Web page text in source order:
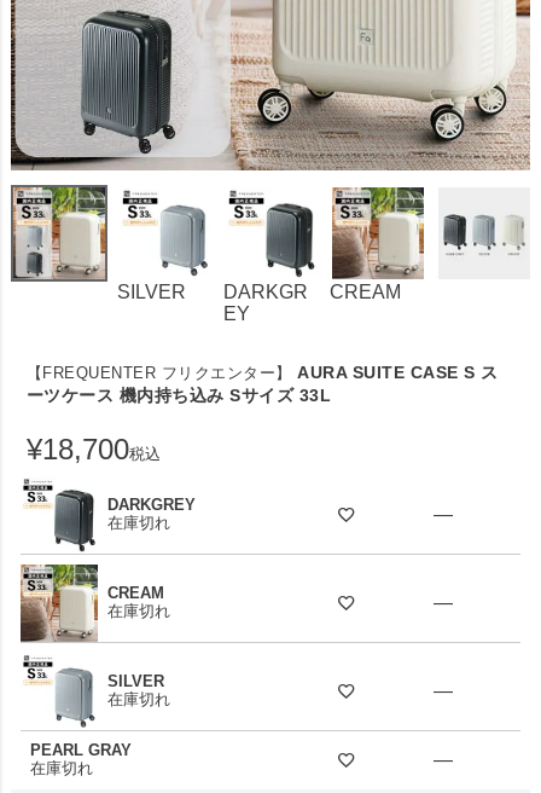
SILVER
DARKGR
EY
CREAM
【FREQUENTER フリクエンター】
AURA SUITE CASE S ス
ーツケース 機内持ち込み Sサイズ 33L
¥18,700税込
DARKGREY
在庫切れ
—
CREAM
在庫切れ
—
SILVER
在庫切れ
—
PEARL GRAY
在庫切れ
—